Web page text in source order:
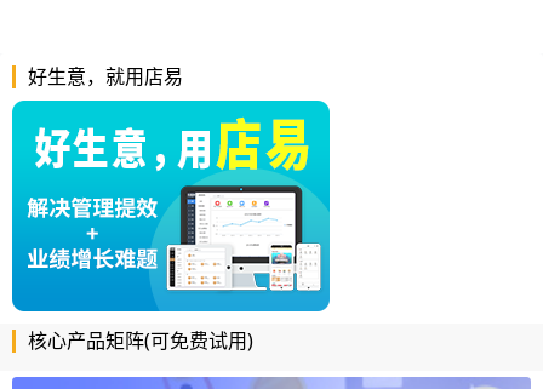
好生意，就用店易
核心产品矩阵(可免费试用)